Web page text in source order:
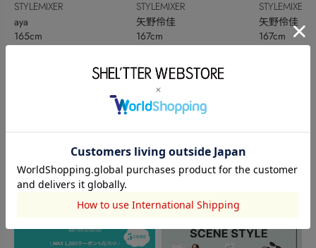
STYLEMIXER
aya
165cm
STYLEMIXER
矢野伶佳
167cm
STYLEMIXER
矢野伶佳
167cm
このアイテムを見た人がチェックしている商品
TOPICS